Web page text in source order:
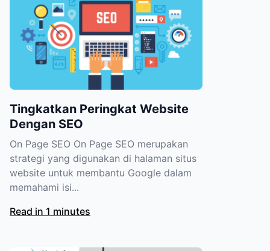
Tingkatkan Peringkat Website
Dengan SEO
On Page SEO On Page SEO merupakan
strategi yang digunakan di halaman situs
website untuk membantu Google dalam
memahami isi...
Read in 1 minutes